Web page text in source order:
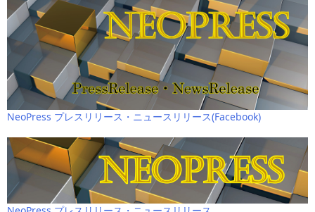
NeoPress プレスリリース・ニュースリリース(Facebook)